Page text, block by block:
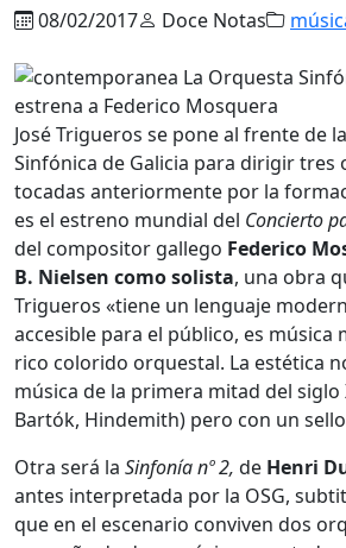
08/02/2017 Doce Notas
José Trigueros se pone al frente de
Sinfónica de Galicia para dirigir tres
tocadas anteriormente por la
es el estreno mundial del Concierto
del compositor gallego Federico
B. Nielsen como solista, una obra
Trigueros «tiene un lenguaje
accesible para el público, es música
rico colorido orquestal. La estética
música de la primera mitad del siglo
Bartók, Hindemith) pero con un
Otra será la Sinfonía nº 2, de Henri
antes interpretada por la OSG,
que en el escenario conviven dos